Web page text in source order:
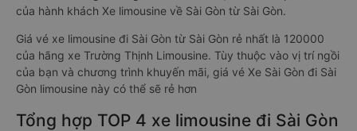
của hành khách Xe limousine về Sài Gòn từ Sài Gòn.
Giá vé xe limousine đi Sài Gòn từ Sài Gòn rẻ nhất là 120000
của hãng xe Trường Thịnh Limousine. Tùy thuộc vào vị trí ngồi
của bạn và chương trình khuyến mãi, giá vé Xe Sài Gòn đi Sài
Gòn limousine này có thể sẽ rẻ hơn
Tổng hợp TOP 4 xe limousine đi Sài Gòn